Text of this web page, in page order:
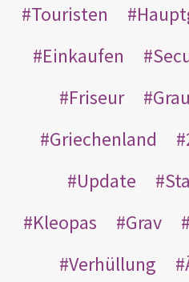
Touristen
Einkaufen
Friseur
Grau
Griechenland
Update
Kleopas
Grav
Verhüllung